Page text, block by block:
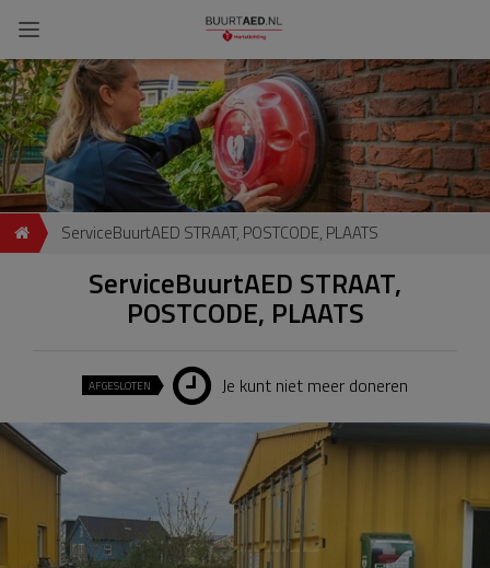
ServiceBuurtAED STRAAT, POSTCODE, PLAATS
ServiceBuurtAED STRAAT,
POSTCODE, PLAATS
AFGESLOTEN Je kunt niet meer doneren